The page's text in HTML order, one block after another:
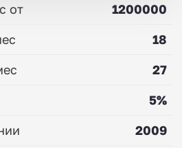
от
1200000
18
27
5%
2009